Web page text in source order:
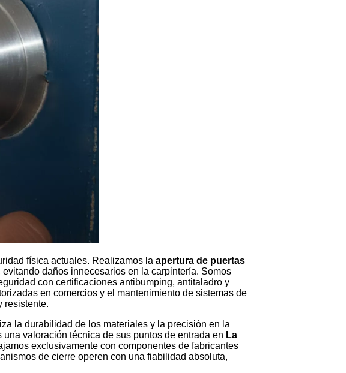
física actuales. Realizamos la apertura de puertas
daños innecesarios en la carpintería. Somos
con certificaciones antibumping, antitaladro y
en comercios y el mantenimiento de sistemas de
resistente.
la durabilidad de los materiales y la precisión en la
valoración técnica de sus puntos de entrada en La
exclusivamente con componentes de fabricantes
de cierre operen con una fiabilidad absoluta,